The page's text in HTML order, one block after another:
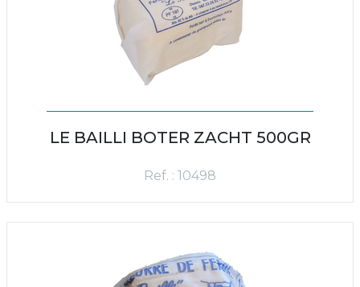
LE BAILLI BOTER ZACHT 500GR
Ref. : 10498